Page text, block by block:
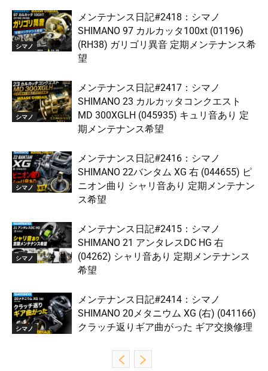
シマノ
メンテナンス日記#2418：シマノ
SHIMANO 97 カルカッタ100xt (01196)
(RH38) ガリゴリ異音 定期メンテナンス希
望
シマノ
メンテナンス日記#2417：シマノ
SHIMANO 23 カルカッタコンクエスト
MD 300XGLH (045935) キュリ音あり 定
期メンテナンス希望
シマノ
メンテナンス日記#2416：シマノ
SHIMANO 22バンタム XG 右 (044655) ピ
ニオン曲り シャリ音あり 定期メンテナン
ス希望
シマノ
メンテナンス日記#2415：シマノ
SHIMANO 21 アンタレスDC HG 右
(04262) シャリ音あり 定期メンテナンス
希望
シマノ
メンテナンス日記#2414：シマノ
SHIMANO 20メタニウム XG (右) (041166)
クラッチ返りギア曲がった ギア交換修理